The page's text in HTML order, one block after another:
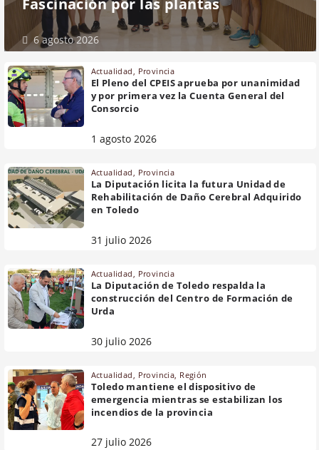
Fascinación por las plantas
6 agosto 2026
Actualidad, Provincia
El Pleno del CPEIS aprueba por unanimidad
y por primera vez la Cuenta General del
Consorcio
1 agosto 2026
Actualidad Provincia
La Diputación licita la futura Unidad de
Rehabilitación de Daño Cerebral Adquirido
en Toledo
31 julio 2026
Actualidad Provincia
La Diputación de Toledo respalda la
construcción del Centro de Formación de
Urda
30 julio 2026
Actualidad Provincia Región
Toledo mantiene el dispositivo de
emergencia mientras se estabilizan los
incendios de la provincia
27 julio 2026